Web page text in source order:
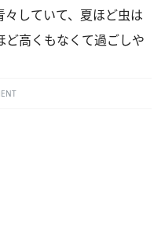
々していて、夏ほど虫は
ど高くもなくて過ごしや